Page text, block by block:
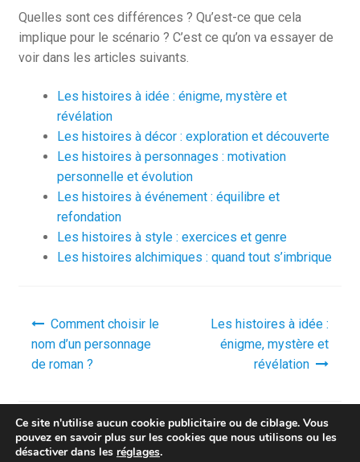
Quelles sont ces différences ? Qu’est-ce que cela
implique pour le scénario ? C’est ce qu’on va essayer de
voir dans les articles suivants.
Les histoires à idée : énigme, mystère et
révélation
Les histoires à décor : exploration et découverte
Les histoires à personnages : motivation
personnelle et évolution
Les histoires à événement : équilibre et
refondation
Les histoires à style : exercices et genre
Les histoires alchimiques : quand tout s’imbrique
Comment choisir le
nom d’un personnage
de roman ?
Les histoires à idée :
énigme, mystère et
révélation
Ce site n'utilise aucun cookie publicitaire ou de ciblage. Vous
pouvez en savoir plus sur les cookies que nous utilisons ou les
désactiver dans les réglages.